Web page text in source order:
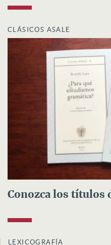
CLÁSICOS ASALE
Conozca los títulos
LEXICOGRAFÍA